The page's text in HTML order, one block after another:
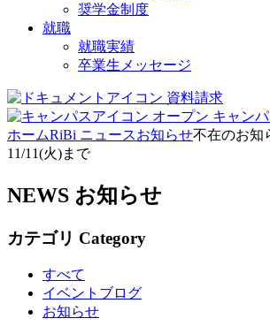
奨学金制度
就職
就職実績
卒業生メッセージ
資料請求
オープン キャン
ホームRiBi ニュースお知らせ不在のお知
11/11(火)まで
NEWS お知らせ
カテゴリ Category
すべて
イベントブログ
お知らせ